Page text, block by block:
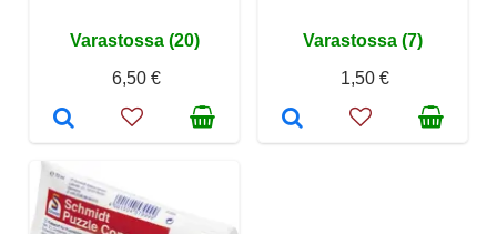
Varastossa (20)
6,50 €
Varastossa (7)
1,50 €